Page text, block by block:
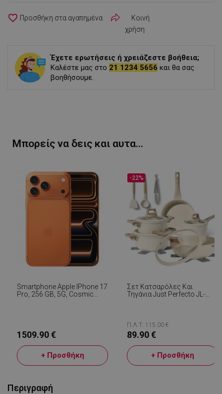
favorite_border
Κοινή
χρήση
Έχετε ερωτήσεις ή χρειάζεστε βοήθεια;
Καλέστε μας στο 21 1234 5656 και θα σας
βοηθήσουμε.
Μπορείς να δεις και αυτα...
Smartphone Apple IPhone 17
Pro, 256 GB, 5G, Cosmic
1509.90 €
+ Προσθήκη
Σετ Κατσαρόλες Και
Τηγάνια Just Perfecto JL-
-22%
Π.Λ.Τ: 115.00 €
89.90 €
+ Προσθήκη
Περιγραφή